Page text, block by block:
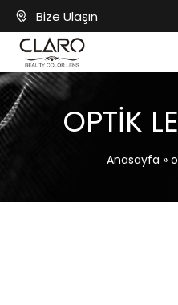
Bize Ulaşın
OPTIK
Anasayfa »